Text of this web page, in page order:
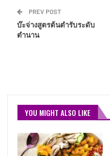
PREV POST
บ๊ะจ่างสูตรต้นตำรับระดับ
ตำนาน
YOU MIGHT ALSO LIKE